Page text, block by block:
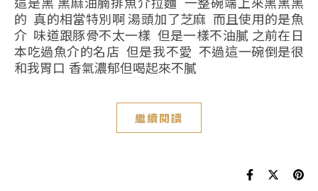
的 真的相當特別啊 湯頭加了芝麻 而且使用的是魚
介 味道跟豚骨不太一樣 但是一樣不油膩 之前在日
本吃過魚介的名店 但是我不愛 不過這一碗倒是很
和我胃口 香氣濃郁但喝起來不膩
繼續閱讀